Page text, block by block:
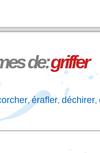
de:griffer
,érafler, déchirer,